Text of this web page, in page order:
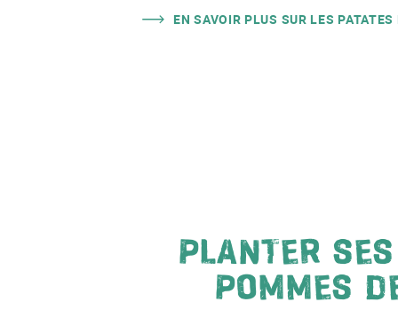
EN SAVOIR PLUS SUR LES PATATES
PLANTER
POMMES